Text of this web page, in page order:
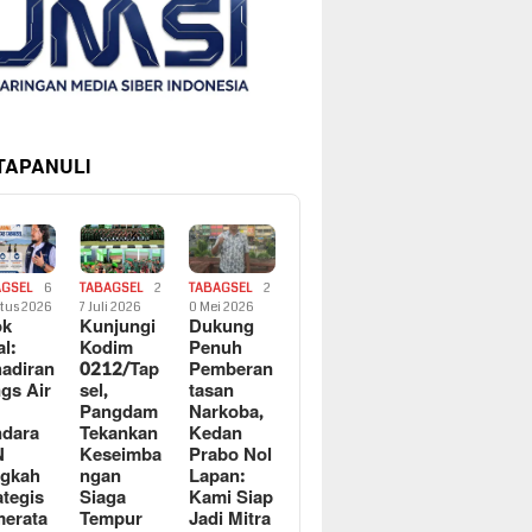
6
2026
Air
TABAGSEL
2
7 Juli 2026
Kunjungi
Kodim
0212/Tap
sel,
Pangdam
Tekankan
Keseimba
ngan
Siaga
Tempur
TABAGSEL
2
0 Mei 2026
Dukung
Penuh
Pemberan
tasan
Narkoba,
Kedan
Prabo Nol
Lapan:
Kami Siap
Jadi Mitra